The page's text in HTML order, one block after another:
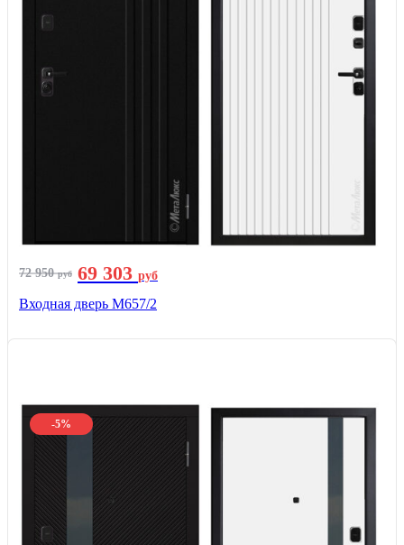
72 950руб 69 303 руб
Входная дверь М657/2
-5%